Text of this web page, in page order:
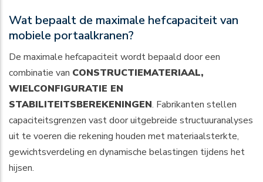
Wat bepaalt de maximale hefcapaciteit van
mobiele portaalkranen?
De maximale hefcapaciteit wordt bepaald door een
combinatie van CONSTRUCTIEMATERIAAL,
WIELCONFIGURATIE EN
STABILITEITSBEREKENINGEN. Fabrikanten stellen
capaciteitsgrenzen vast door uitgebreide structuuranalyses
uit te voeren die rekening houden met materiaalsterkte,
gewichtsverdeling en dynamische belastingen tijdens het
hijsen.